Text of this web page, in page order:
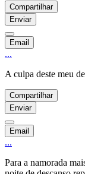
Compartilhar
Enviar
Email
...
A culpa deste meu
Compartilhar
Enviar
Email
...
Para a namorada